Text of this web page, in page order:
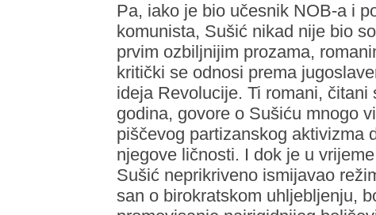
Pa, iako je bio učesnik NOB-a i
komunista, Sušić nikad nije bio
prvim ozbiljnijim prozama,
kritički se odnosi prema
ideja Revolucije. Ti romani,
godina, govore o Sušiću mnogo
piščevog partizanskog aktivizma
njegove ličnosti. I dok je u
Sušić neprikriveno ismijavao
san o birokratskom uhljebljenju,